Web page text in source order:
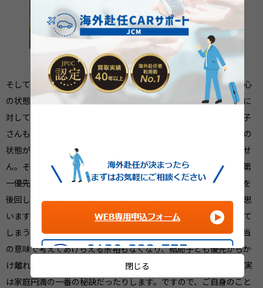
そして、特にお子さんがいらっしゃる場合、親御さんの気持ちや心
の状態は、言葉にしなくてもダイレクトに伝わります。海外赴任に
対して、親御さんがネガティブだったり不安な状態でいると、お子
さんもその状態に引っ張られてしまいます。親御さんの思考や心の
状態が、ご家族全体の思考を左右すると言っても過言ではありませ
ん。そこで、大事にしてもらいたいのが、まずはご自身のことを第
一優先に考えてあげること。子どもを優先して、ご自身をのことを
後回しにする…一見、親ならそうあるべきだよね、と思われると思
いますが、慣れない場所で不安なまま、さらに自分を後回しにして
しまうと、お子さんの話を聞いてあげたり、お子さんのことを本当
の意味で考えてあげらえる余裕もなくなり、結局子ども優先からか
け離れた状態になりかねません。ご自身が機嫌よくいることが、実
は家庭円満の一番の秘訣だったりします。ですので、ご自身のこと
閉じる